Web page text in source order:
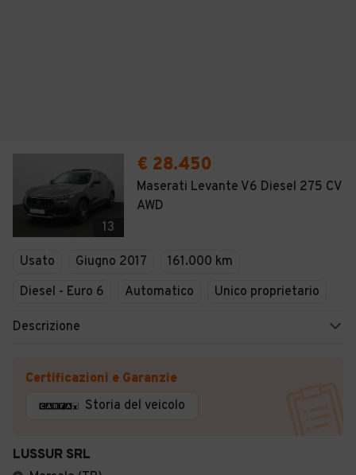
13
€ 28.450
Maserati Levante V6 Diesel 275 CV
AWD
Usato Giugno 2017
161.000 km
Diesel - Euro 6
Automatico Unico proprietario
Descrizione
Certificazioni e Garanzie
Storia del veicolo
LUSSUR SRL